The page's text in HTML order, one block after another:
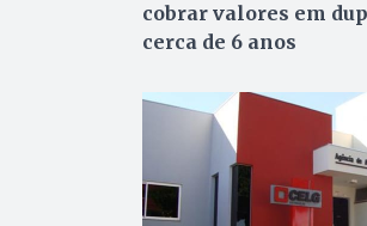
cobrar valores em
cerca de 6 anos